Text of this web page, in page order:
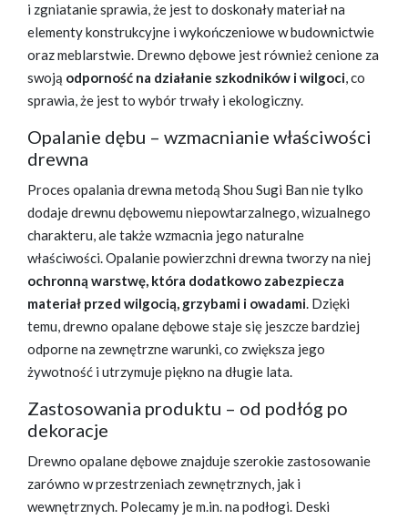
i zgniatanie sprawia, że jest to doskonały materiał na
elementy konstrukcyjne i wykończeniowe w budownictwie
oraz meblarstwie. Drewno dębowe jest również cenione za
swoją odporność na działanie szkodników i wilgoci, co
sprawia, że jest to wybór trwały i ekologiczny.
Opalanie dębu – wzmacnianie właściwości
drewna
Proces opalania drewna metodą Shou Sugi Ban nie tylko
dodaje drewnu dębowemu niepowtarzalnego, wizualnego
charakteru, ale także wzmacnia jego naturalne
właściwości. Opalanie powierzchni drewna tworzy na niej
ochronną warstwę, która dodatkowo zabezpiecza
materiał przed wilgocią, grzybami i owadami. Dzięki
temu, drewno opalane dębowe staje się jeszcze bardziej
odporne na zewnętrzne warunki, co zwiększa jego
żywotność i utrzymuje piękno na długie lata.
Zastosowania produktu – od podłóg po
dekoracje
Drewno opalane dębowe znajduje szerokie zastosowanie
zarówno w przestrzeniach zewnętrznych, jak i
wewnętrznych. Polecamy je m.in. na podłogi. Deski